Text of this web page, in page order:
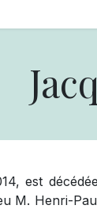
est
M. Henri-